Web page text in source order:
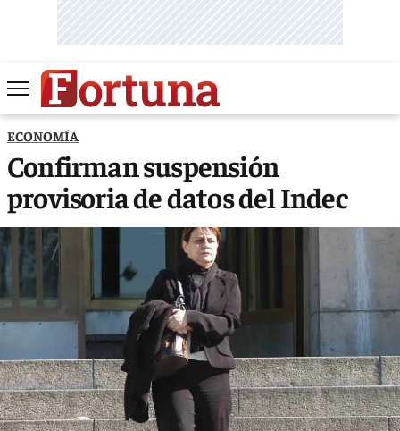
ECONOMÍA
Confirman suspensión
provisoria de datos del Indec